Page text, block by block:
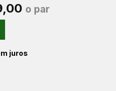
O
R$ 189,00.
o par
juros